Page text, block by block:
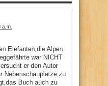
Elefanten,die Alpen
war NICHT
er den Autor
Nebenschauplätze zu
Buch auch zu